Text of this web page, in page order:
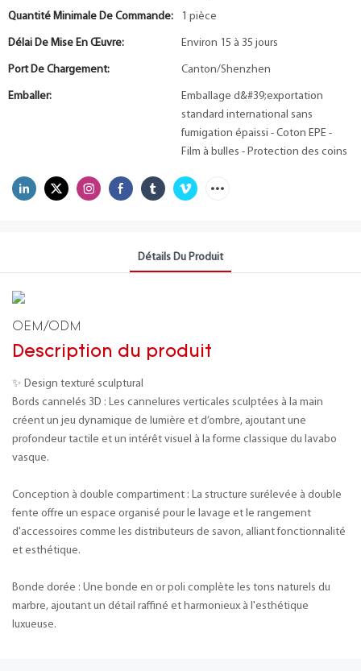
Quantité Minimale De Commande: 1 pièce
Délai De Mise En Œuvre: Environ 15 à 35 jours
Port De Chargement: Canton/Shenzhen
Emballer:
Emballage d&#39;exportation
standard international sans
fumigation épaissi - Coton EPE -
Film à bulles - Protection des coins
Détails Du Produit
OEM/ODM
Description du produit
✨ Design texturé sculptural
Bords cannelés 3D : Les cannelures verticales sculptées à la main
créent un jeu dynamique de lumière et d’ombre, ajoutant une
profondeur tactile et un intérêt visuel à la forme classique du lavabo
vasque.
Conception à double compartiment : La structure surélevée à double
fente offre un espace organisé pour le lavage et le rangement
d'accessoires comme les distributeurs de savon, alliant fonctionnalité
et esthétique.
Bonde dorée : Une bonde en or poli complète les tons naturels du
marbre, ajoutant un détail raffiné et harmonieux à l'esthétique
luxueuse.